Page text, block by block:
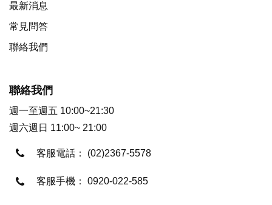
最新消息
常見問答
聯絡我們
聯絡我們
週一至週五 10:00~21:30
週六週日 11:00~ 21:00
客服電話： (02)2367-5578
客服手機： 0920-022-585